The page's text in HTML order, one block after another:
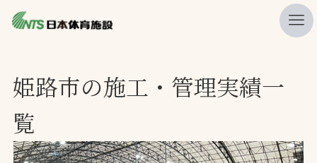
ニュース
プレスリリース
レポート
姫路市の施工・管理実績一
覧